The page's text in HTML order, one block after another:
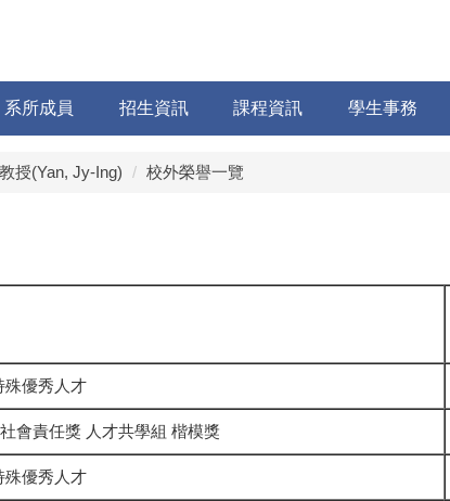
系所成員 招生資訊 課程資訊 學生事務
授(Yan, Jy-Ing) 校外榮譽一覽
殊優秀人才
會責任獎 人才共學組 楷模獎
殊優秀人才